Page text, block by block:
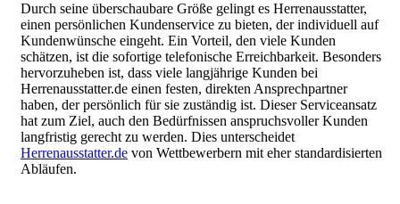
Durch seine überschaubare Größe gelingt es Herrenausstatter,
einen persönlichen Kundenservice zu bieten, der individuell auf
Kundenwünsche eingeht. Ein Vorteil, den viele Kunden
schätzen, ist die sofortige telefonische Erreichbarkeit. Besonders
hervorzuheben ist, dass viele langjährige Kunden bei
Herrenausstatter.de einen festen, direkten Ansprechpartner
haben, der persönlich für sie zuständig ist. Dieser Serviceansatz
hat zum Ziel, auch den Bedürfnissen anspruchsvoller Kunden
langfristig gerecht zu werden. Dies unterscheidet
Herrenausstatter.de von Wettbewerbern mit eher standardisierten
Abläufen.